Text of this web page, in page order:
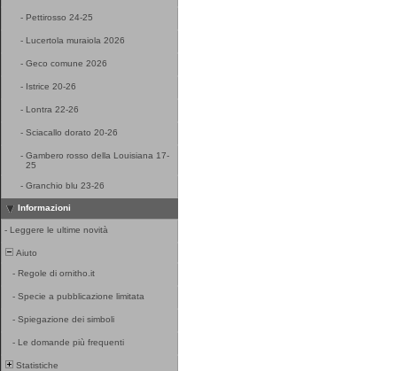
- Pettirosso 24-25
- Lucertola muraiola 2026
- Geco comune 2026
- Istrice 20-26
- Lontra 22-26
- Sciacallo dorato 20-26
- Gambero rosso della Louisiana 17-
25
- Granchio blu 23-26
Informazioni
- Leggere le ultime novità
Aiuto
- Regole di ornitho.it
- Specie a pubblicazione limitata
- Spiegazione dei simboli
- Le domande più frequenti
Statistiche